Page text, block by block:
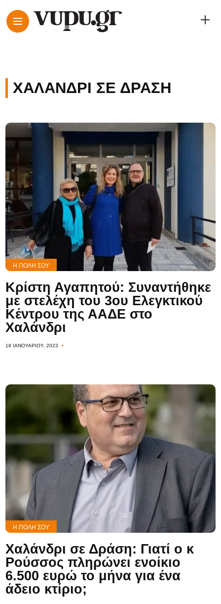
ΧΑΛΆΝΔΡΙ ΣΕ ΔΡΆΣΗ
Η ΠΌΛΗ ΣΟΥ
Κρίστη Αγαπητού: Συναντήθηκε
με στελέχη του 3ου Ελεγκτικού
Κέντρου της ΑΑΔΕ στο
Χαλάνδρι
18 ΙΑΝΟΥΑΡΊΟΥ, 2023
Η ΠΌΛΗ ΣΟΥ
Χαλάνδρι σε Δράση: Γιατί ο κ
Ρούσσος πληρώνει ενοίκιο
6.500 ευρώ το μήνα για ένα
άδειο κτίριο;